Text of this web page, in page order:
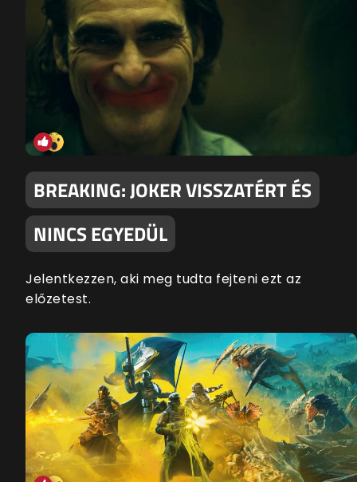
BREAKING: JOKER VISSZATÉRT ÉS
NINCS EGYEDÜL
Jelentkezzen, aki meg tudta fejteni ezt az
előzetest.